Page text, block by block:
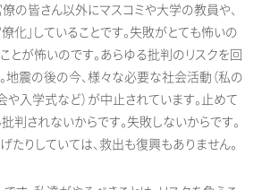
の皆さん以外にマスコミや大学の教員や、
化」していることです。失敗がとても怖いの
とが怖いのです。あらゆる批判のリスクを回
地震の後の今、様々な必要な社会活動（私の
入学式など）が中止されています。止めて
判されないからです。失敗しないからです。
たりしていては、救出も復興もありません。